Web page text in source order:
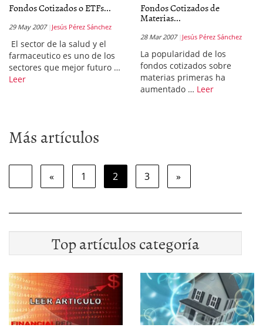
Fondos Cotizados o ETFs...
29 May 2007 Jesús Pérez Sánchez
El sector de la salud y el
farmaceutico es uno de los
sectores que mejor futuro …
Leer
Fondos Cotizados de
Materias...
28 Mar 2007 Jesús Pérez Sánchez
La popularidad de los
fondos cotizados sobre
materias primeras ha
aumentado … Leer
Más artículos
« 1 2 3 »
Top artículos categoría